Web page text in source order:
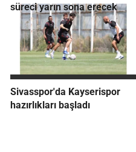
süreci yarın sona erecek
Sivasspor'da Kayserispor
hazırlıkları başladı